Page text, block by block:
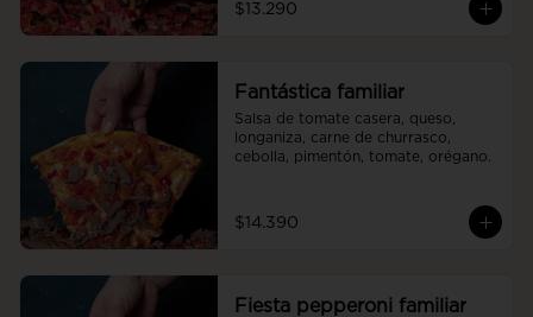
$13.290
Fantástica familiar
Salsa de tomate casera, queso,
longaniza, carne de churrasco,
cebolla, pimentón, tomate, orégano.
$14.390
Fiesta pepperoni familiar